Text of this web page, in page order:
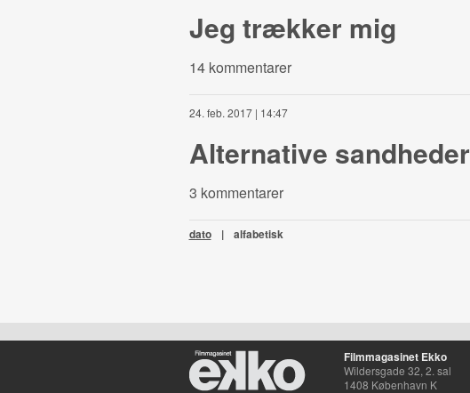
Jeg trækker mig
14 kommentarer
24. feb. 2017 | 14:47
Alternative sandheder
3 kommentarer
dato | alfabetisk
Filmmagasinet Ekko
Wildersgade 32, 2. sal
1408 København K